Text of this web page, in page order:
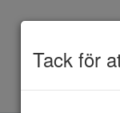
Tack för